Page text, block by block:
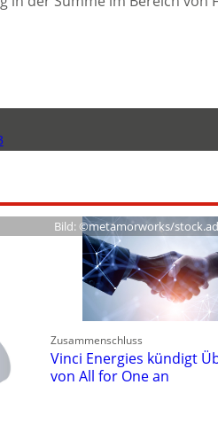
Bild: ©metamorworks/
Zusammenschluss
Vinci Energies kündigt
von All for One an